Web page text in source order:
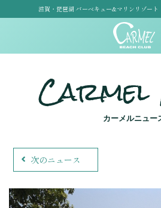
滋賀・琵琶湖 バーベキュー&マリンリゾート
Carmel
カーメルニュー
次のニュース